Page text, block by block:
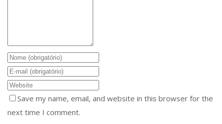
Save my name, email, and website in this browser for the
next time I comment.